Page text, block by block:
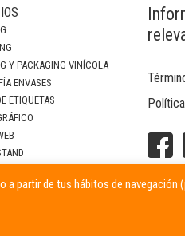
Y PACKAGING VINÍCOLA
ENVASES
ETIQUETAS
PUBLICITARIAS
partir de tus hábitos de navegación